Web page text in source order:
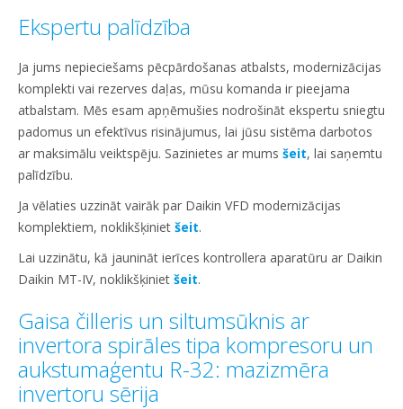
Ekspertu palīdzība
Ja jums nepieciešams pēcpārdošanas atbalsts, modernizācijas
komplekti vai rezerves daļas, mūsu komanda ir pieejama
atbalstam. Mēs esam apņēmušies nodrošināt ekspertu sniegtu
padomus un efektīvus risinājumus, lai jūsu sistēma darbotos
ar maksimālu veiktspēju. Sazinietes ar mums šeit, lai saņemtu
palīdzību.
Ja vēlaties uzzināt vairāk par Daikin VFD modernizācijas
komplektiem, noklikšķiniet šeit.
Lai uzzinātu, kā jaunināt ierīces kontrollera aparatūru ar Daikin
Daikin MT-IV, noklikšķiniet šeit.
Gaisa čilleris un siltumsūknis ar
invertora spirāles tipa kompresoru un
aukstumaģentu R-32: mazizmēra
invertoru sērija